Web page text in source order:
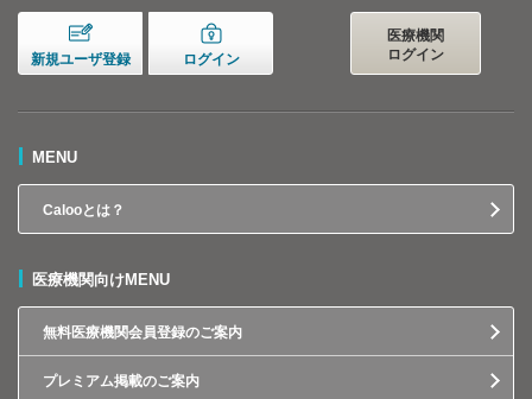
新規ユーザ登録 ログイン
医療機関
ログイン
MENU
Calooとは？
医療機関向けMENU
無料医療機関会員登録のご案内
プレミアム掲載のご案内